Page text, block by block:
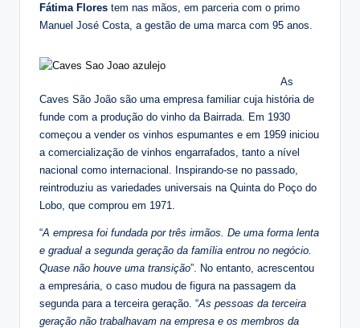
Fátima Flores tem nas mãos, em parceria com o primo
Manuel José Costa, a gestão de uma marca com 95 anos.
As
Caves São João são uma empresa familiar cuja história de
funde com a produção do vinho da Bairrada. Em 1930
começou a vender os vinhos espumantes e em 1959 iniciou
a comercialização de vinhos engarrafados, tanto a nível
nacional como internacional. Inspirando-se no passado,
reintroduziu as variedades universais na Quinta do Poço do
Lobo, que comprou em 1971.
“A empresa foi fundada por três irmãos. De uma forma lenta
e gradual a segunda geração da família entrou no negócio.
Quase não houve uma transição”. No entanto, acrescentou
a empresária, o caso mudou de figura na passagem da
segunda para a terceira geração. “As pessoas da terceira
geração não trabalhavam na empresa e os membros da